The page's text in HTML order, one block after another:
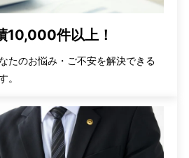
10,000件以上！
たのお悩み・ご不安を解決できる
。